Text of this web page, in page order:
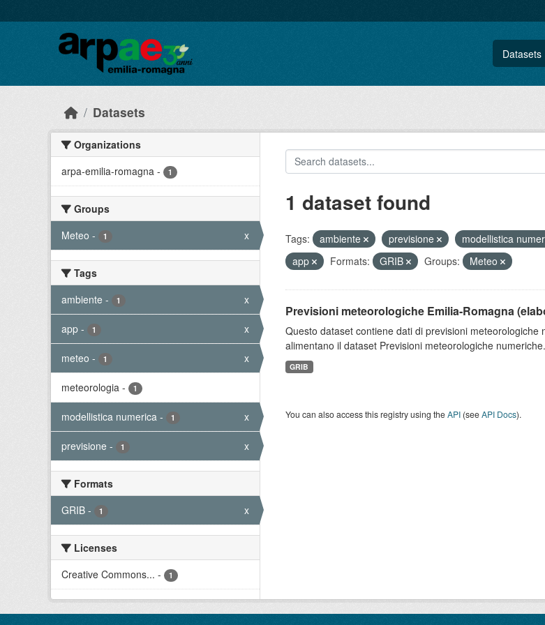
Datasets
Datasets
Organizations
arpa-emilia-romagna - 1
Groups
Meteo - 1 x
Tags
ambiente - 1 x
app - 1 x
meteo - 1 x
meteorologia - 1
modellistica numerica - 1 x
previsione - 1 x
Formats
GRIB - 1 x
Licenses
Creative Commons... - 1
1 dataset found
Tags: ambiente previsione modellistica
app
Formats: GRIB Groups: Meteo
Previsioni meteorologiche Emilia-Romagna
Questo dataset contiene dati di previsioni
alimentano il dataset Previsioni meteorologiche
GRIB
You can also access this registry using theAPI(seeAPI Docs).